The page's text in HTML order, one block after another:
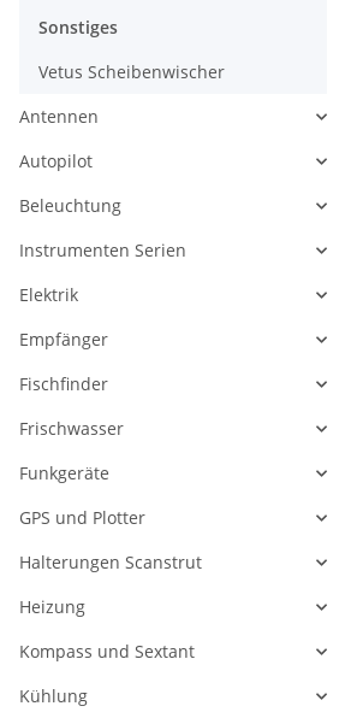
Sonstiges
Vetus Scheibenwischer
Antennen
Autopilot
Beleuchtung
Instrumenten Serien
Elektrik
Empfänger
Fischfinder
Frischwasser
Funkgeräte
GPS und Plotter
Halterungen Scanstrut
Heizung
Kompass und Sextant
Kühlung